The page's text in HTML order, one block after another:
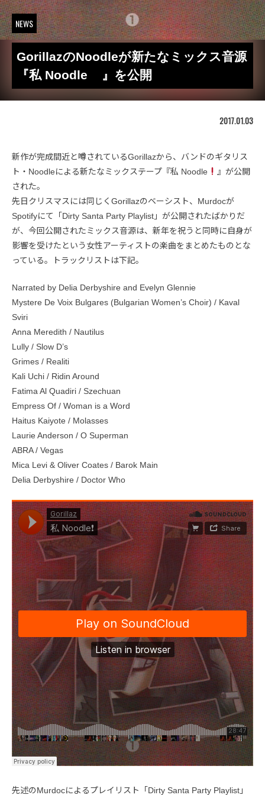
NEWS
GorillazのNoodleが新たなミックス音源
『私 Noodle
』を公開
2017.01.03
新作が完成間近と噂されているGorillazから、バンドのギタリス
ト・Noodleによる新たなミックステープ『私 Noodle
』が公開
された。
先日クリスマスには同じくGorillazのベーシスト、Murdocが
Spotifyにて「Dirty Santa Party Playlist」が公開されたばかりだ
が、今回公開されたミックス音源は、新年を祝うと同時に自身が
影響を受けたという女性アーティストの楽曲をまとめたものとな
っている。トラックリストは下記。
Narrated by Delia Derbyshire and Evelyn Glennie
Mystere De Voix Bulgares (Bulgarian Women’s Choir) / Kaval
Sviri
Anna Meredith / Nautilus
Lully / Slow D’s
Grimes / Realiti
Kali Uchi / Ridin Around
Fatima Al Quadiri / Szechuan
Empress Of / Woman is a Word
Haitus Kaiyote / Molasses
Laurie Anderson / O Superman
ABRA / Vegas
Mica Levi & Oliver Coates / Barok Main
Delia Derbyshire / Doctor Who
先述のMurdocによるプレイリスト「Dirty Santa Party Playlist」